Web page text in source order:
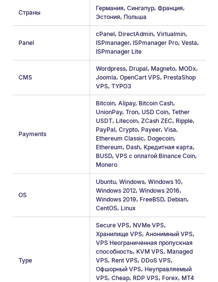
Страны
Германия,Сингапур,Франция,
Эстония, Польша
Panel
cPanel, DirectAdmin,Virtualmin,
ISPmanager, ISPmanager Pro,Vesta,
ISPmanager Lite
CMS
Wordpress, Drupal, Magneto, MODx,
Joomla,OpenCart VPS, PrestaShop
VPS,TYPO3
Payments
Bitcoin,Alipay, Bitcoin Cash,
UnionPay,Tron, USD Coin,Tether
USDT, Litecoin,ZCash ZEC, Ripple,
PayPal,Crypto, Payeer,Visa,
Ethereum Classic, Dogecoin,
Ethereum, Dash, Кредитная карта,
BUSD,VPS с оплатой Binance Coin,
Monero
OS
Ubuntu,Windows,Windows 10,
Windows 2012,Windows 2016,
Windows 2019, FreeBSD, Debian,
CentOS, Linux
Type
Secure VPS, NVMe VPS,
Хранилище VPS,Анонимный VPS,
VPS Неограниченная пропускная
способность, KVM VPS, Managed
VPS, Rent VPS, DDoS VPS,
Офшорный VPS, Неуправляемый
VPS,Cheap, RDP VPS, Forex, MT4